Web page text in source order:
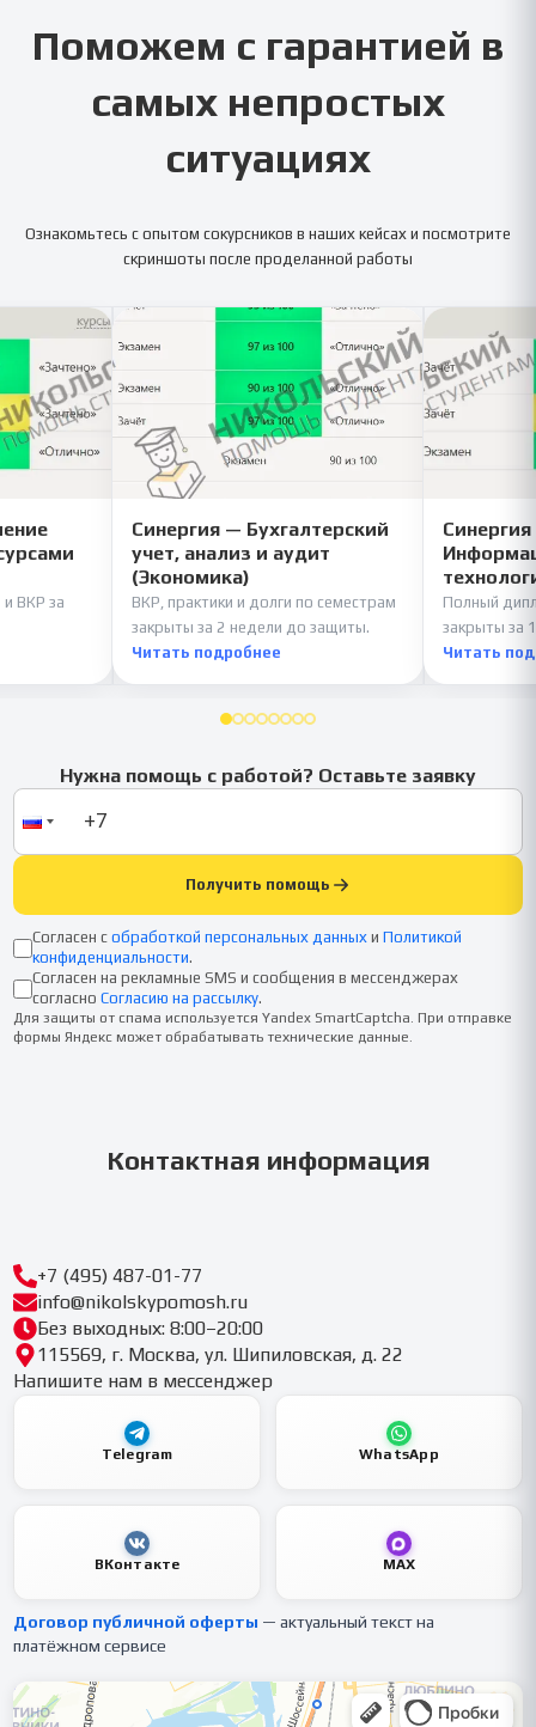
Поможем с гарантией в
самых непростых
ситуациях
Ознакомьтесь с опытом сокурсников в наших кейсах и посмотрите
скриншоты после проделанной работы
и ВКР за
Синергия — Бухгалтерский
учет, анализ и аудит
(Экономика)
ВКР, практики и долги по семестрам
закрыты за 2 недели до защиты.
Читать подробнее
Полный
закрыты за
Читать
Нужна помощь с работой? Оставьте заявку
Получить помощь
Согласен с обработкой персональных данных и Политикой
конфиденциальности.
Согласен на рекламные SMS и сообщения в мессенджерах
согласно Согласию на рассылку.
Для защиты от спама используется Yandex SmartCaptcha. При отправке
формы Яндекс может обрабатывать технические данные.
Контактная информация
+7 (495) 487-01-77
info@nikolskypomosh.ru
Без выходных: 8:00–20:00
115569, г. Москва, ул. Шипиловская, д. 22
Напишите нам в мессенджер
Telegram WhatsApp
ВКонтакте MAX
Договор публичной оферты — актуальный текст на
платёжном сервисе